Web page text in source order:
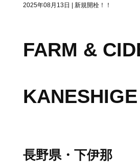
2025年08月13日 | 新規開栓！！
FARM &
KANESHIGE
長野県・下伊那